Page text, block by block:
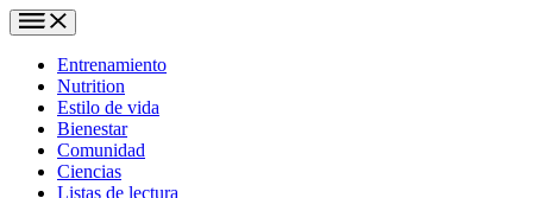
Entrenamiento
Nutrition
Estilo de vida
Bienestar
Comunidad
Ciencias
Listas de lectura